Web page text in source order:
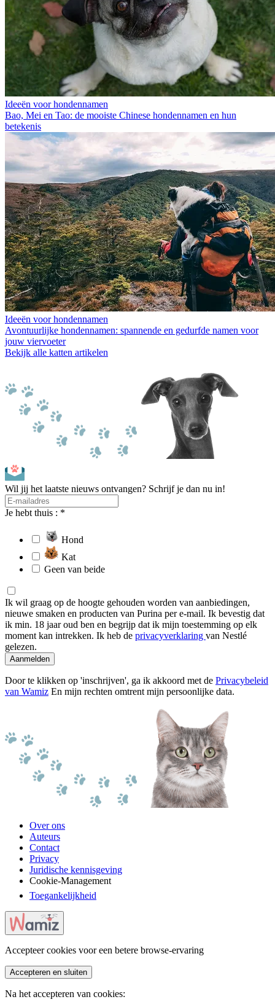
Ideeën voor hondennamen
Bao, Mei en Tao: de mooiste Chinese hondennamen en hun
betekenis
Ideeën voor hondennamen
Avontuurlijke hondennamen: spannende en gedurfde namen voor
jouw viervoeter
Bekijk alle katten artikelen
Wil jij het laatste nieuws ontvangen? Schrijf je dan nu in!
Je hebt thuis : *
Hond
Kat
Geen van beide
Ik wil graag op de hoogte gehouden worden van aanbiedingen,
nieuwe smaken en producten van Purina per e-mail. Ik bevestig dat
ik min. 18 jaar oud ben en begrijp dat ik mijn toestemming op elk
moment kan intrekken. Ik heb de privacyverklaring van Nestlé
gelezen.
Aanmelden
Door te klikken op 'inschrijven', ga ik akkoord met de Privacybeleid
van Wamiz En mijn rechten omtrent mijn persoonlijke data.
Over ons
Auteurs
Contact
Privacy
Juridische kennisgeving
Cookie-Management
Toegankelijkheid
Accepteer cookies voor een betere browse-ervaring
Accepteren en sluiten
Na het accepteren van cookies: